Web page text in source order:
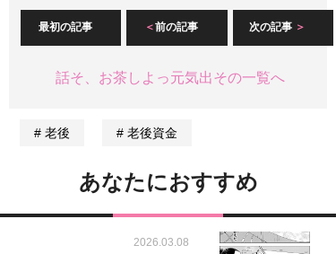
最初の記事 前の記事 次の記事
話そ、お茶しよっ元気出その一覧へ
老後 老後資金
あなたにおすすめ
2026.03.08